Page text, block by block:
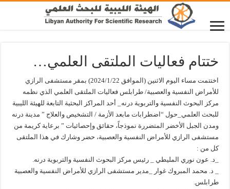
ختتام فعاليات الملتقى العلمي…
اختتمت مساء اليوم الاثنين (الموافق 2024/1/22) بمقر مستشفى الرازي
للأمراض النفسية والعصبية/ طرابلس فعاليات الملتقى العلمي الذي نظمه
مركز البحوث النفسية والتربوية درنه_ أحد المراكز البحثية التابعة للهيئة الليبية
للبحث العلمي_حول “اضطرابات مابعد الأزمة / التشخيص والعلاج ” مدينة درنه
ومدن الجبل الأخضر المتضررة نموذجاً، حقائق وإحصائيات ” برعاية كريمة من
مستشفى الرازي للأمراض النفسية والعصبية، حضر وشارك في هذا الملتقى
كل من :
_د. عون نوري المليطي _ رئيس مركز البحوث النفسية والتربوية درنه.
_ د. محمد المبروك غوار _مدير مستشفى الرازي للأمراض النفسية والعصبية
طرابلس.